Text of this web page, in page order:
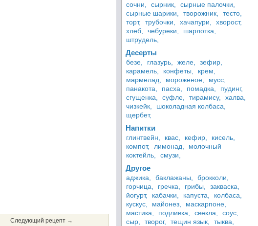
Следующий рецепт →
сочни,
сырник,
сырные палочки,
сырные шарики,
творожник,
тесто,
торт,
трубочки, хачапури,
хворост,
хлеб,
чебуреки,
шарлотка,
штрудель,
Десерты
безе, глазурь, желе,
зефир,
карамель,
конфеты,
крем,
мармелад,
мороженое,
мусс,
панакота,
пасха, помадка,
пудинг,
сгущенка,
суфле, тирамису,
халва,
чизкейк,
шоколадная колбаса,
щербет,
Напитки
глинтвейн, квас, кефир,
кисель,
компот,
лимонад,
молочный
коктейль,
смузи,
Другое
аджика, баклажаны,
брокколи,
горчица,
гречка, грибы,
закваска,
йогурт,
кабачки, капуста,
колбаса,
кускус,
майонез,
маскарпоне,
мастика,
подливка, свекла,
соус,
сыр,
творог, тещин язык,
тыква,